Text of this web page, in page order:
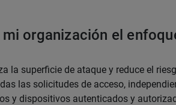
organización el
la superficie de ataque y reduce el
las solicitudes de acceso,
y dispositivos autenticados y